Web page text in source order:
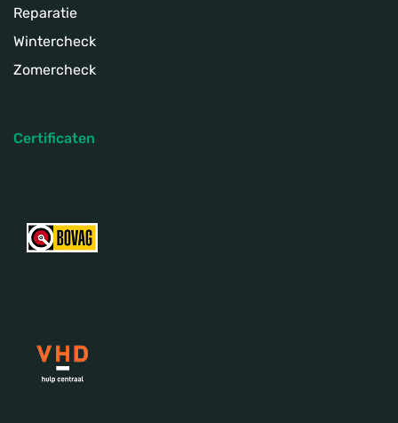
Reparatie
Wintercheck
Zomercheck
Certificaten